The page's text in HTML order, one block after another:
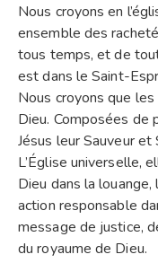
Nous croyons en
ensemble des
tous temps, et de
est dans le Saint-
Nous croyons que
Dieu. Composées de
Jésus leur Sauveur et
L’Église universelle,
Dieu dans la
action responsable
message de justice,
du royaume de Dieu.